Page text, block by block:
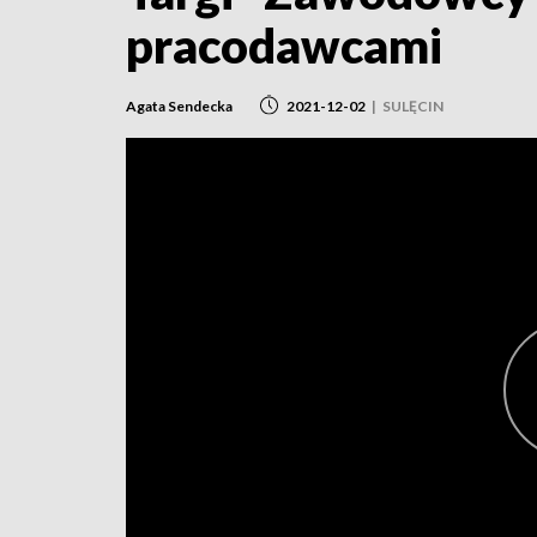
pracodawcami
Agata Sendecka 2021-12-02 | SULĘCIN